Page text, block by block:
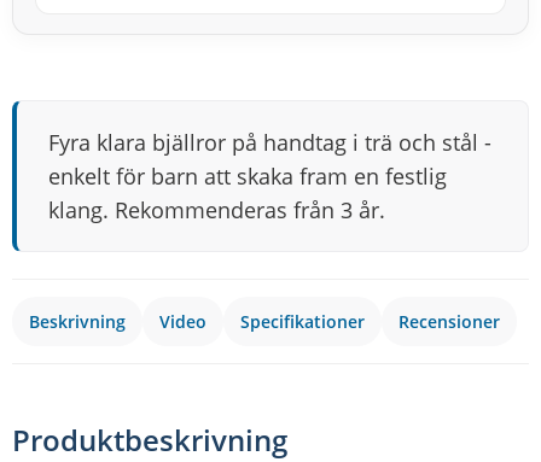
Fyra klara bjällror på handtag i trä och stål -
enkelt för barn att skaka fram en festlig
klang. Rekommenderas från 3 år.
Beskrivning Video Specifikationer Recensioner
Produktbeskrivning